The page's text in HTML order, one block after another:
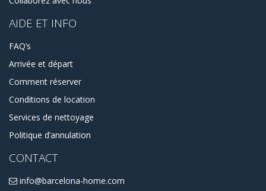
AIDE ET INFO
FAQ’s
Arrivée et départ
Comment réserver
Conditions de location
Services de nettoyage
Politique d’annulation
CONTACT
info@barcelona-home.com